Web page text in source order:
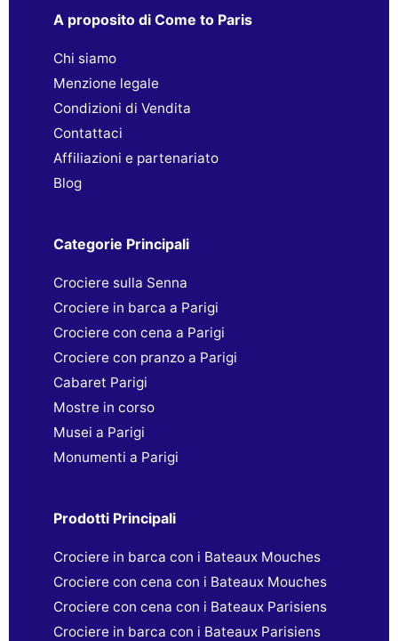
A proposito di Come to Paris
Chi siamo
Menzione legale
Condizioni di Vendita
Contattaci
Affiliazioni e partenariato
Blog
Categorie Principali
Crociere sulla Senna
Crociere in barca a Parigi
Crociere con cena a Parigi
Crociere con pranzo a Parigi
Cabaret Parigi
Mostre in corso
Musei a Parigi
Monumenti a Parigi
Prodotti Principali
Crociere in barca con i Bateaux Mouches
Crociere con cena con i Bateaux Mouches
Crociere con cena con i Bateaux Parisiens
Crociere in barca con i Bateaux Parisiens